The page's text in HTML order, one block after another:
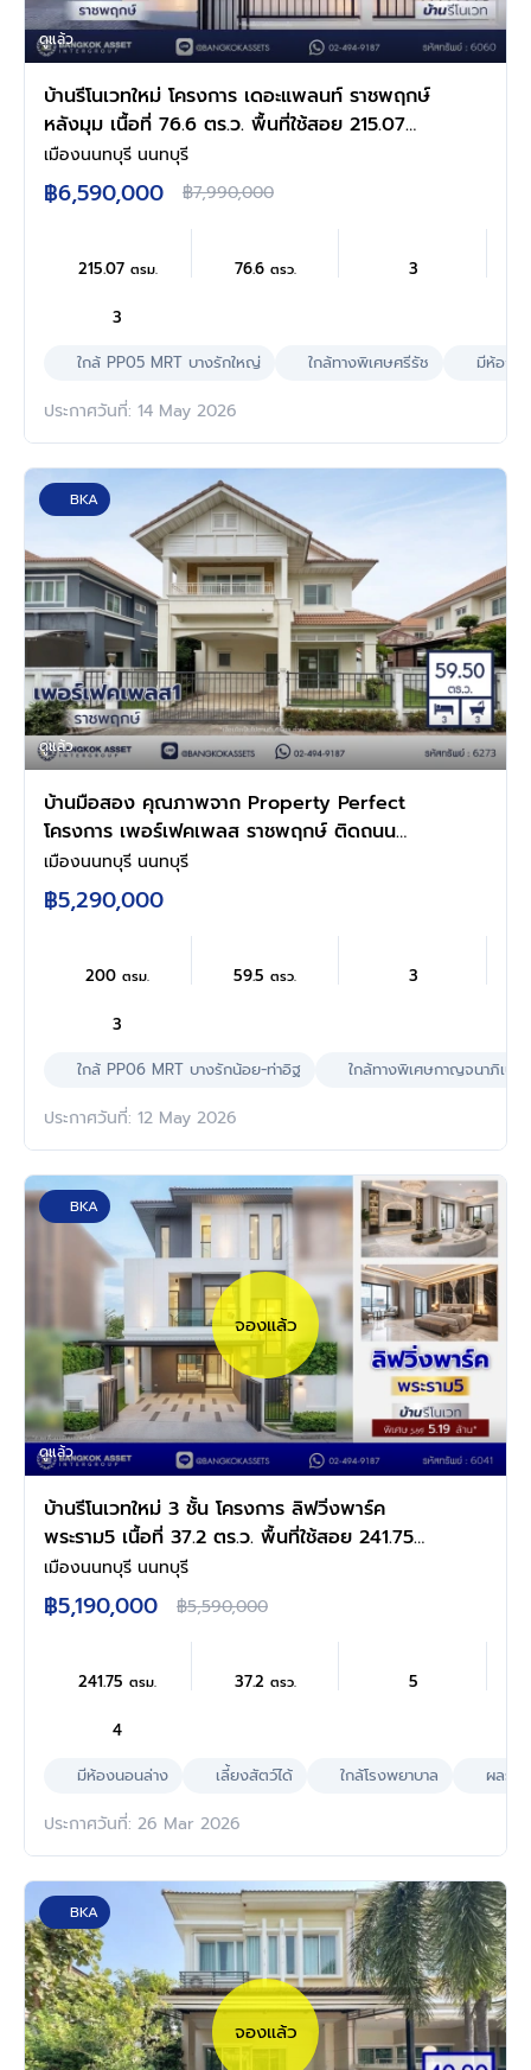
ดูแล้ว
บ้านรีโนเวทใหม่ โครงการ เดอะแพลนท์ ราชพฤกษ์
หลังมุม เนื้อที่ 76.6 ตร.ว. พื้นที่ใช้สอย 215.07
ตร.ม. ฟังก์ชัน 4 ห้องนอน 3 ห้องน้ำ จอดรถได้ 2
คัน บนทำเลศักยภาพ เดินทางสะดวก ใกล้วงเวียน
พระราม5, The Walk, ทางด่วน ศรีรัช และรถไฟฟ้า
สายสีม่วง "สถานีบางรักใหญ่"
เมืองนนทบุรี นนทบุรี
฿6,590,000 ฿7,990,000
215.07 ตรม. 76.6 ตรว. 3
3
ใกล้ PP05 MRT บางรักใหญ่
ใกล้ทางพิเศษศรีรัช มีห้องน
ประกาศวันที่: 14 May 2026
BKA
ดูแล้ว
บ้านมือสอง คุณภาพจาก Property Perfect
โครงการ เพอร์เฟคเพลส ราชพฤกษ์ ติดถนน
ราชพฤกษ์ เชื่อมต่อถนนรัตนาธิเบศร์ ใกล้รถไฟฟ้า
สายสีม่วง "สถานีบางรักน้อยท่าอิฐ" ทางด่วน
"กาญจนาภิเษก" และเซ็นทรัล เวสต์วิลล์ บนเนื้อที่
59.5 ตร.ว. พื้นที่ใช้สอย 200 ตร.ม. 3 ห้องนอน 3
ห้องน้ำ จอดรถได้ 2 คัน
เมืองนนทบุรี นนทบุรี
฿5,290,000
200ตรม. 59.5ตรว. 3
3
ใกล้ PP06 MRT บางรักน้อย-ท่าอิฐ
ใกล้ทางพิเศษกาญจนาภิเษก
ประกาศวันที่: 12 May 2026
BKA
ดูแล้ว
จองแล้ว
บ้านรีโนเวทใหม่ 3 ชั้น โครงการ ลิฟวิ่งพาร์ค
พระราม5 เนื้อที่ 37.2 ตร.ว. พื้นที่ใช้สอย 241.75
ตร.ม. ฟังก์ชัน 5 ห้องนอน 4 ห้องน้ำ 2 ที่จอดรถ
พร้อมเข้าอยู่ โครงการบนทำเลแห่งการเดินทาง
เชื่อมต่อถนนนครอินทร์ ถนนบางศรีเมือง ใกล้เซ็น
ทรัลเวสต์วิลล์ และโรงเรียนนานาชาติร่วมฤดี
ราชพฤกษ์ แคมปัส
เมืองนนทบุรี นนทบุรี
฿5,190,000 ฿5,590,000
241.75ตรม. 37.2 ตรว. 5
4
มีห้องนอนล่าง
เลี้ยงสัตว์ได้ ใกล้โรงพยาบาล ผลรว
ประกาศวันที่: 26 Mar 2026
BKA
จองแล้ว